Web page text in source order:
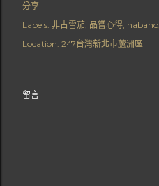
分享
Labels: 非古雪茄 品嘗心得 habano
Location: 247台灣新北市蘆洲區
留言